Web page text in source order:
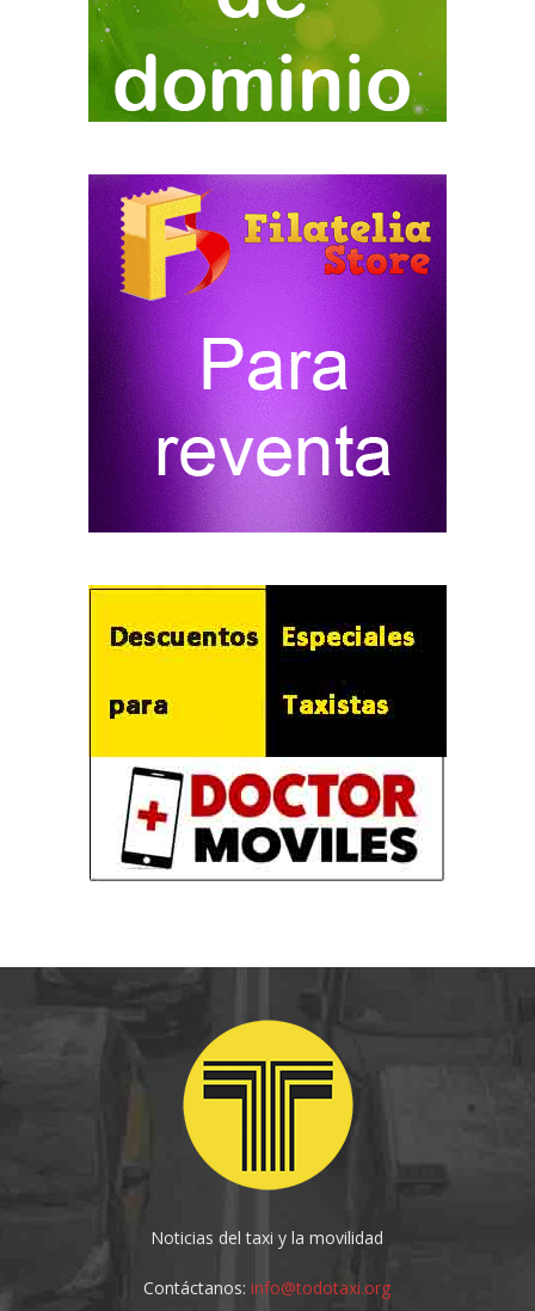
Noticias del taxi y la movilidad
Contáctanos:info@todotaxi.org